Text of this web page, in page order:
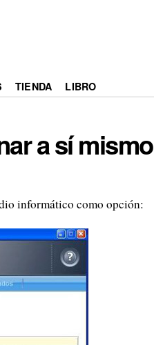
TIENDA LIBRO
a sí mismo
informático como opción: